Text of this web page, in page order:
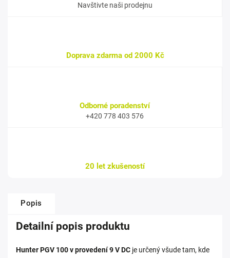
Navštivte naši prodejnu
Doprava zdarma od 2000 Kč
Odborné poradenství
+420 778 403 576
20 let zkušeností
Popis
Detailní popis produktu
Hunter PGV 100 v provedení 9 V DC je určený všude tam, kde